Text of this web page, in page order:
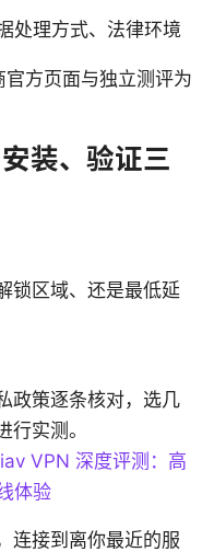
处理方式、法律环境
官方页面与独立测评为
装、验证三
锁区域、还是最低延
政策逐条核对，选几
行实测。
VPN 深度评测：高
体验
连接到离你最近的服